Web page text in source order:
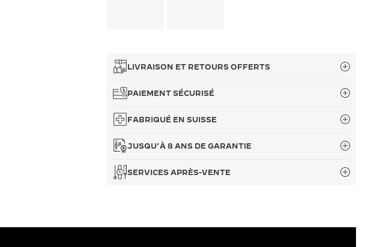
LIVRAISON ET RETOURS OFFERTS
PAIEMENT SÉCURISÉ
FABRIQUÉ EN SUISSE
JUSQU’À 8 ANS DE GARANTIE
SERVICES APRÈS-VENTE